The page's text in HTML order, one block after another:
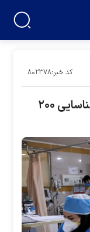
کد خبر:۸۰۲۳۷۸
آمار کرونا در ایران ۲۸ مهر ۱۴۰۱/ شناسایی ۲۰۰